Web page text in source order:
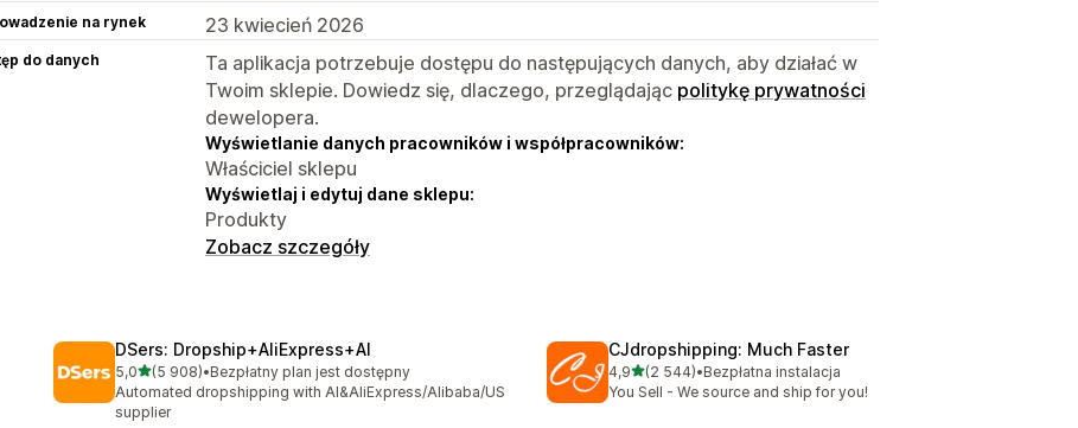
na rynek 23 kwiecień 2026
do danych
Ta aplikacja potrzebuje dostępu do następujących danych, aby działać w
Twoim sklepie. Dowiedz się, dlaczego, przeglądając politykę prywatności
dewelopera.
Wyświetlanie danych pracowników i współpracowników:
Właściciel sklepu
Wyświetlaj i edytuj dane sklepu:
Produkty
Zobacz szczegóły
DSers: Dropship+AliExpress+AI
5,0na 5 gwiazdek
(5 908)
Łączna liczba recenzji: 5908
•Bezpłatny plan jest dostępny
Automated dropshipping with AI&AliExpress/Alibaba/US
supplier
CJdropshipping: Much Faster
4,9na 5 gwiazdek
(2 544)
Łączna liczba recenzji: 2544
•Bezpłatna instalacja
You Sell - We source and ship for you!